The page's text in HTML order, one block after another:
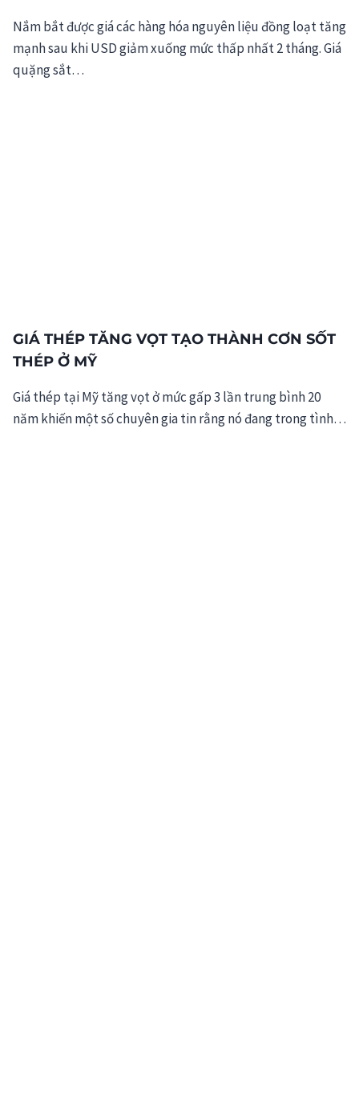
Nắm bắt được giá các hàng hóa nguyên liệu đồng loạt tăng
mạnh sau khi USD giảm xuống mức thấp nhất 2 tháng. Giá
quặng sắt…
GIÁ THÉP TĂNG VỌT TẠO THÀNH CƠN SỐT
THÉP Ở MỸ
Giá thép tại Mỹ tăng vọt ở mức gấp 3 lần trung bình 20
năm khiến một số chuyên gia tin rằng nó đang trong tình…